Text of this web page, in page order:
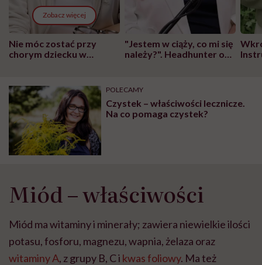
Zobacz więcej
Nie móc zostać przy
chorym dziecku w
może chyba tylko
głupota i brak
wyobraźni"
"Jestem w ciąży, co mi się
należy?". Headhunter o
pracy
POLECAMY
Czystek – właściwości lecznicze.
Na co pomaga czystek?
Miód – właściwości
Miód ma witaminy i minerały; zawiera niewielkie ilości
potasu, fosforu, magnezu, wapnia, żelaza oraz
witaminy A, z grupy B, C i kwas foliowy. Ma też